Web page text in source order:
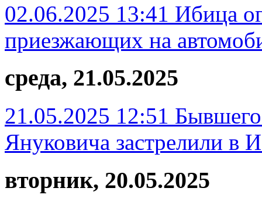
02.06.2025 13:41 Ибица
приезжающих на
среда, 21.05.2025
21.05.2025 12:51 Бывшего
Януковича застрелили в
вторник, 20.05.2025